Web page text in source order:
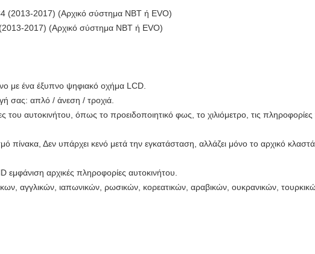
(2013-2017) (Αρχικό σύστημα NBT ή EVO)
2017) (Αρχικό σύστημα NBT ή EVO)
με ένα έξυπνο ψηφιακό οχήμα LCD.
σας: απλό / άνεση / τροχιά.
του αυτοκινήτου, όπως το προειδοποιητικό φως, το χιλιόμετρο, τις
πίνακα, Δεν υπάρχει κενό μετά την εγκατάσταση, αλλάζει μόνο το αρχικό
αρχικές πληροφορίες αυτοκινήτου.
αγγλικών, ιαπωνικών, ρωσικών, κορεατικών, αραβικών, ουκρανικών,